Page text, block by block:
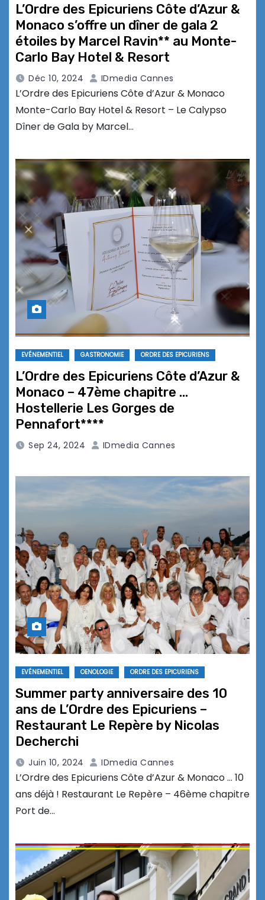
L’Ordre des Epicuriens Côte d’Azur &
Monaco s’offre un dîner de gala 2
étoiles by Marcel Ravin** au Monte-
Carlo Bay Hotel & Resort
Déc 10, 2024 IDmedia Cannes
L’Ordre des Epicuriens Côte d’Azur & Monaco
Monte-Carlo Bay Hotel & Resort – Le Calypso
Dîner de Gala by Marcel…
EVÉNEMENTIEL GASTRONOMIE ORDRE DES EPICURIENS
L’Ordre des Epicuriens Côte d’Azur &
Monaco – 47ème chapitre …
Hostellerie Les Gorges de
Pennafort****
Sep 24, 2024 IDmedia Cannes
EVÉNEMENTIEL OENOLOGIE ORDRE DES EPICURIENS
Summer party anniversaire des 10
ans de L’Ordre des Epicuriens –
Restaurant Le Repère by Nicolas
Decherchi
Juin 10, 2024 IDmedia Cannes
L’Ordre des Epicuriens Côte d’Azur & Monaco … 10
ans déjà ! Restaurant Le Repère – 46ème chapitre
Port de…